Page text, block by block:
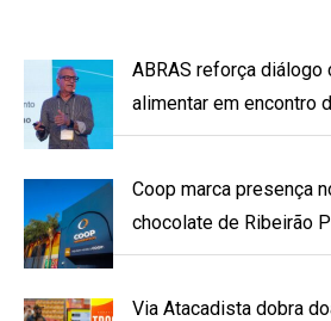
ABRAS reforça diálogo
alimentar em encontro
Coop marca presença
chocolate de Ribeirão
Via Atacadista dobra